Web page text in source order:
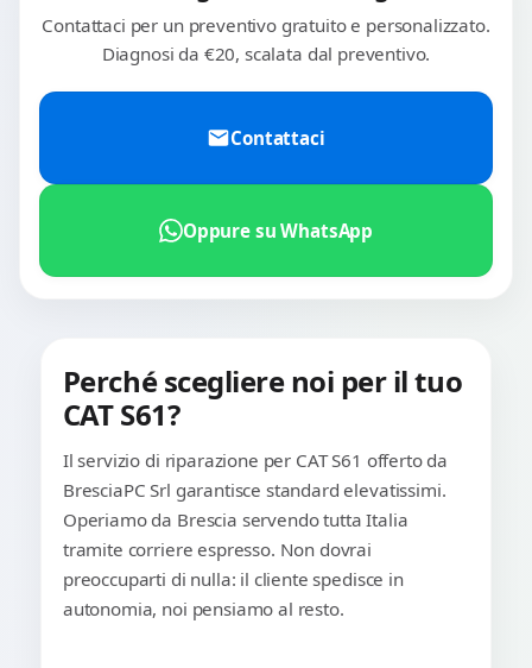
Contattaci per un preventivo gratuito e personalizzato.
Diagnosi da €20, scalata dal preventivo.
Contattaci
Oppure su WhatsApp
Perché scegliere noi per il tuo
CAT S61?
Il servizio di riparazione per CAT S61 offerto da
BresciaPC Srl garantisce standard elevatissimi.
Operiamo da Brescia servendo tutta Italia
tramite corriere espresso. Non dovrai
preoccuparti di nulla: il cliente spedisce in
autonomia, noi pensiamo al resto.